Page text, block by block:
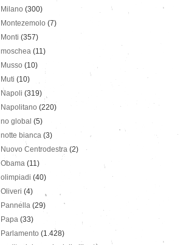
Milano (300)
Montezemolo (7)
Monti (357)
moschea (11)
Musso (10)
Muti (10)
Napoli (319)
Napolitano (220)
no global (5)
notte bianca (3)
Nuovo Centrodestra (2)
Obama (11)
olimpiadi (40)
Oliveri (4)
Pannella (29)
Papa (33)
Parlamento (1.428)